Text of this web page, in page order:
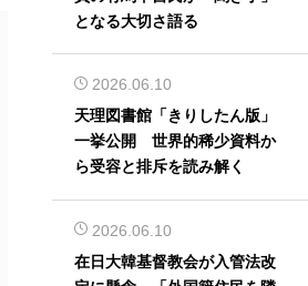
となる大切さ語る
2026.06.10
天理図書館「きりしたん版」
一挙公開 世界的稀少資料か
ら受容と排斥を読み解く
2026.06.10
在日大韓基督教会が入管法改